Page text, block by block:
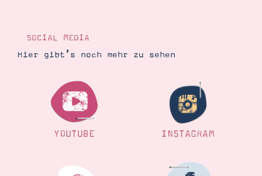
SOCIAL MEDIA
Hier gibt’s noch mehr zu sehen
YOUTUBE INSTAGRAM